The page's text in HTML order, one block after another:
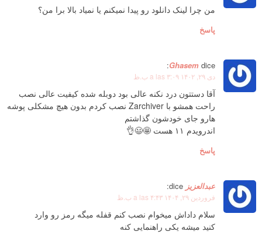
من چرا لینک دانلود رو پیدا نمیکنم یا نمیاد بالا برا من؟
پاسخ
Ghasem dice:
دی ۲۹, ۱۴۰۲ a las ۳:۰۹ ب.ظ
آقا دستتون درد نکنه عالی بود دوبله شده کیفیت عالی نصب
راحت همشو با Zarchiver نصب کردم بدون هیچ مشکلی پوشه
هارو جای خودشون گذاشتم
اندرویدم ۱۱ هست 🤩😃👌
پاسخ
عبدالعزیز dice:
فروردین ۲۹, ۱۴۰۴ a las ۴:۴۳ ب.ظ
سلام داداش میخوام نصب کنم قفله میگه رمز رو وارد
کنید میشه یکی راهنمایی کنه